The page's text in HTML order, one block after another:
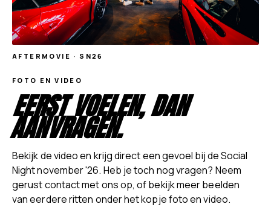
AFTERMOVIE ·SN26
FOTO EN VIDEO
EERST VOELEN, DAN
AANVRAGEN.
Bekijk de video en krijg direct een gevoel bij deSocial
Night november '26. Heb je toch nog vragen? Neem
gerust contact met ons op, of bekijk meer beelden
van eerdere ritten onder het kopje foto en video.